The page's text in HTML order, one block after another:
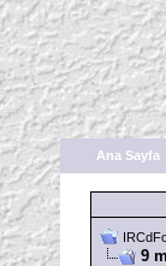
Ana Sayfa
9